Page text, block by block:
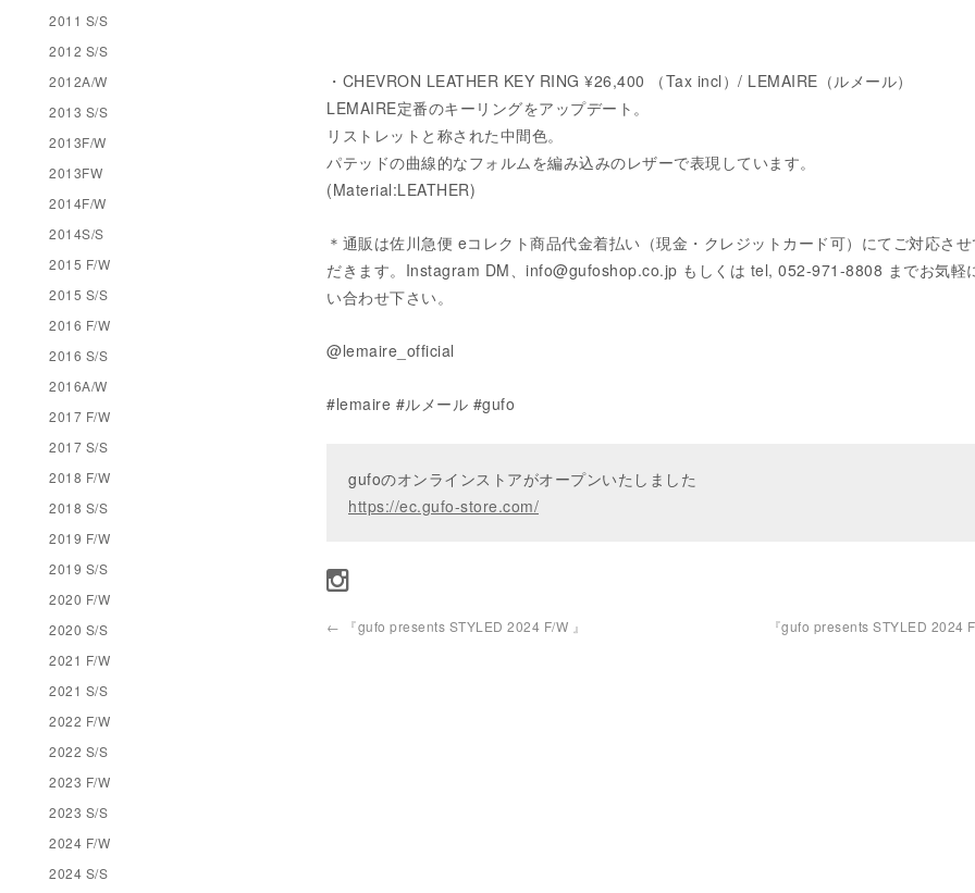
・CHEVRON LEATHER KEY RING ¥26,400 （Tax incl）/ LEMAIRE（ルメール）
LEMAIRE定番のキーリングをアップデート。
リストレットと称された中間色。
パテッドの曲線的なフォルムを編み込みのレザーで表現しています。
(Material:LEATHER)
＊通販は佐川急便 eコレクト商品代金着払い（現金・クレジットカード可）にてご対応させ
だきます。Instagram DM、info@gufoshop.co.jp もしくは tel, 052-971-8808 までお気軽
い合わせ下さい。
@lemaire_official
#lemaire #ルメール #gufo
gufoのオンラインストアがオープンいたしました
https://ec.gufo-store.com/
← 『gufo presents STYLED 2024 F/W 』 『gufo presents STYLED 2024
2011 S/S
2012 S/S
2012A/W
2013 S/S
2013F/W
2013FW
2014F/W
2014S/S
2015 F/W
2015 S/S
2016 F/W
2016 S/S
2016A/W
2017 F/W
2017 S/S
2018 F/W
2018 S/S
2019 F/W
2019 S/S
2020 F/W
2020 S/S
2021 F/W
2021 S/S
2022 F/W
2022 S/S
2023 F/W
2023 S/S
2024 F/W
2024 S/S